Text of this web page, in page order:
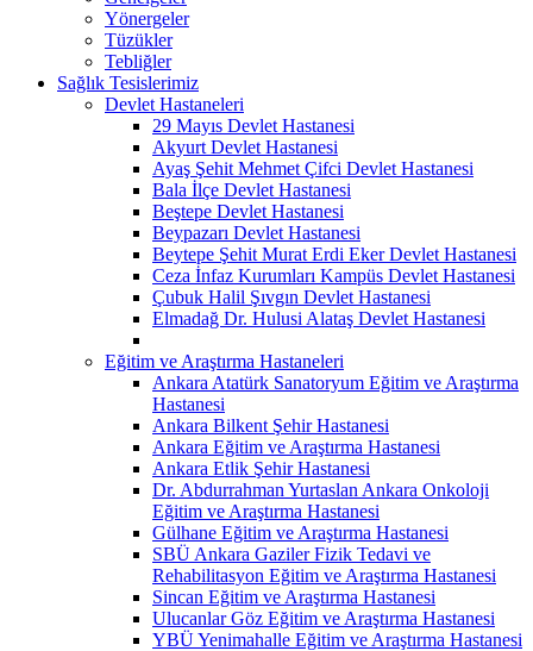
Yönergeler
Tüzükler
Tebliğler
Sağlık Tesislerimiz
Devlet Hastaneleri
29 Mayıs Devlet Hastanesi
Akyurt Devlet Hastanesi
Ayaş Şehit Mehmet Çifci Devlet Hastanesi
Bala İlçe Devlet Hastanesi
Beştepe Devlet Hastanesi
Beypazarı Devlet Hastanesi
Beytepe Şehit Murat Erdi Eker Devlet Hastanesi
Ceza İnfaz Kurumları Kampüs Devlet Hastanesi
Çubuk Halil Şıvgın Devlet Hastanesi
Elmadağ Dr. Hulusi Alataş Devlet Hastanesi
Eğitim ve Araştırma Hastaneleri
Ankara Atatürk Sanatoryum Eğitim ve Araştırma
Hastanesi
Ankara Bilkent Şehir Hastanesi
Ankara Eğitim ve Araştırma Hastanesi
Ankara Etlik Şehir Hastanesi
Dr. Abdurrahman Yurtaslan Ankara Onkoloji
Eğitim ve Araştırma Hastanesi
Gülhane Eğitim ve Araştırma Hastanesi
SBÜ Ankara Gaziler Fizik Tedavi ve
Rehabilitasyon Eğitim ve Araştırma Hastanesi
Sincan Eğitim ve Araştırma Hastanesi
Ulucanlar Göz Eğitim ve Araştırma Hastanesi
YBÜ Yenimahalle Eğitim ve Araştırma Hastanesi